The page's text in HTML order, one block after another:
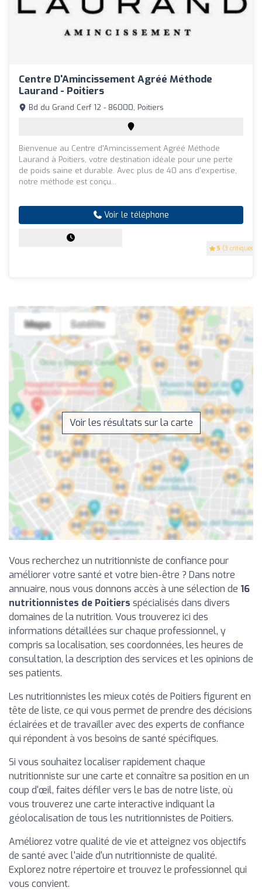
Centre D'Amincissement Agréé Méthode
Laurand - Poitiers
5 (3 critiques)
Bd du Grand Cerf 12 - 86000, Poitiers
Bienvenue au Centre d'Amincissement Agréé Méthode
Laurand à Poitiers, votre destination idéale pour une perte
de poids saine et durable. Avec plus de 40 ans d'expertise,
notre méthode est conçu...
Voir le téléphone
Voir les résultats sur la carte
Vous recherchez un nutritionniste de confiance pour
améliorer votre santé et votre bien-être ? Dans notre
annuaire, nous vous donnons accès à une sélection de 16
nutritionnistes de Poitiers spécialisés dans divers
domaines de la nutrition. Vous trouverez ici des
informations détaillées sur chaque professionnel, y
compris sa localisation, ses coordonnées, les heures de
consultation, la description des services et les opinions de
ses patients.
Les nutritionnistes les mieux cotés de Poitiers figurent en
tête de liste, ce qui vous permet de prendre des décisions
éclairées et de travailler avec des experts de confiance
qui répondent à vos besoins de santé spécifiques.
Si vous souhaitez localiser rapidement chaque
nutritionniste sur une carte et connaître sa position en un
coup d'œil, faites défiler vers le bas de notre liste, où
vous trouverez une carte interactive indiquant la
géolocalisation de tous les nutritionnistes de Poitiers.
Améliorez votre qualité de vie et atteignez vos objectifs
de santé avec l'aide d'un nutritionniste de qualité.
Explorez notre répertoire et trouvez le professionnel qui
vous convient.